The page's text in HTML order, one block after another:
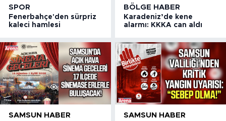
SPOR
Fenerbahçe'den sürpriz
kaleci hamlesi
BÖLGE HABER
Karadeniz’de kene
alarmı: KKKA can aldı
SAMSUN HABER SAMSUN HABER